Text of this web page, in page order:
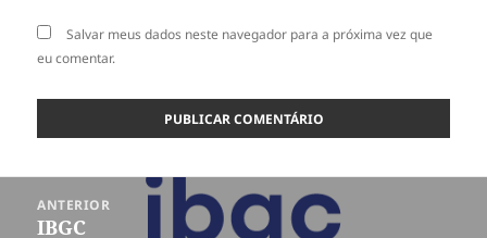
Salvar meus dados neste navegador para a próxima vez que
eu comentar.
ANTERIOR
Post
IBGC